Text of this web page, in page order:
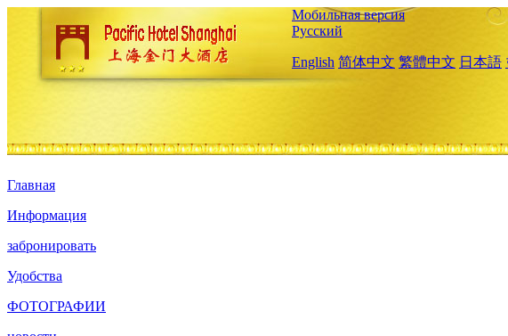
Мобильная версия
Русский
English 简体中文 繁體中文 日本語
Главная
Информация
забронировать
Удобства
ФОТОГРАФИИ